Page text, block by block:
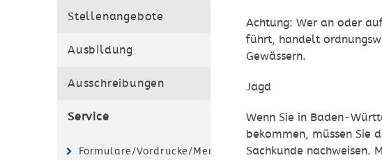
Stellenangebote
Ausbildung
Ausschreibungen
Service
Formulare/Vordrucke/Merkblätter
Achtung: Wer an oder
führt, handelt
Gewässern.
Jagd
Wenn Sie in Baden-
bekommen, müssen Sie
Sachkunde nachweisen.